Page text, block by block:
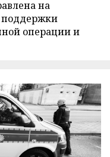
на
операции и